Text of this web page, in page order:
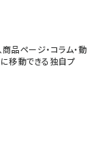
品ページ・コラム・動
に移動できる独自プ